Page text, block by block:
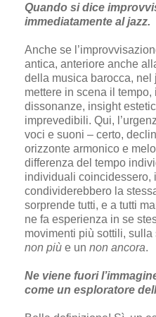
Quando si dice
immediatamente al jazz.
Anche se
antica, anteriore anche
della musica barocca, nel
mettere in scena il tempo,
dissonanze, insight
imprevedibili. Qui,
voci e suoni – certo,
orizzonte armonico e
differenza del tempo
individuali coincidessero,
condividerebbero la
sorprende tutti, e a tutti
ne fa esperienza in se
movimenti più sottili,
non più e un non ancora.
Ne viene fuori
come un esploratore